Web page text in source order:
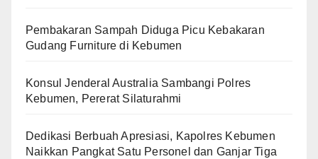
Pembakaran Sampah Diduga Picu Kebakaran
Gudang Furniture di Kebumen
Konsul Jenderal Australia Sambangi Polres
Kebumen, Pererat Silaturahmi
Dedikasi Berbuah Apresiasi, Kapolres Kebumen
Naikkan Pangkat Satu Personel dan Ganjar Tiga